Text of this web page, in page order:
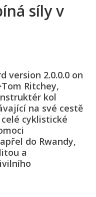
síly v
version 2.0.0.0 on
Ritchey,
kol
na své cestě
cyklistické
do Rwandy,
a